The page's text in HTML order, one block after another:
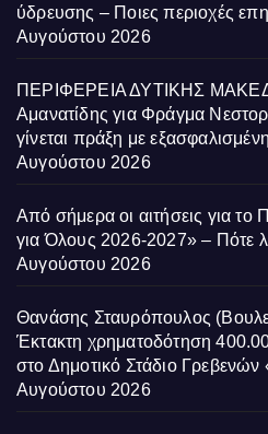
ύδρευσης – Ποιες περιοχές
Αυγούστου 2026
ΠΕΡΙΦΕΡΕΙΑ ΔΥΤΙΚΗΣ
Αμανατίδης για Φράγμα
γίνεται πράξη με
Αυγούστου 2026
Από σήμερα οι αιτήσεις για
για Όλους 2026-2027» – Πότε
Αυγούστου 2026
Θανάσης Σταυρόπουλος
Έκτακτη χρηματοδότηση
στο Δημοτικό Στάδιο Γρεβενών
Αυγούστου 2026